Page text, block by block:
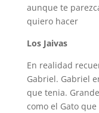
aunque te
quiero hacer
Los Jaivas
En realidad
Gabriel. Gabriel
que tenia.
como el Gato